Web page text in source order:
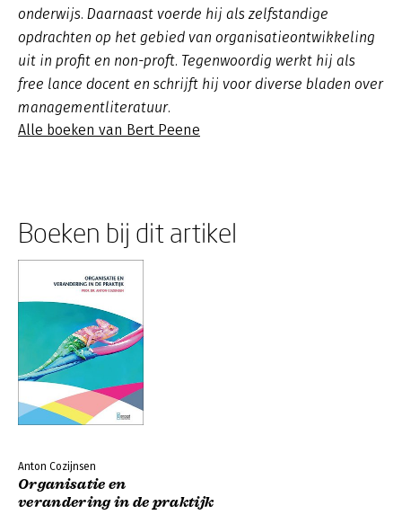
onderwijs. Daarnaast voerde hij als zelfstandige
opdrachten op het gebied van organisatieontwikkeling
uit in profit en non-proft. Tegenwoordig werkt hij als
free lance docent en schrijft hij voor diverse bladen over
managementliteratuur.
Alle boeken van Bert Peene
Boeken bij dit artikel
Anton Cozijnsen
Organisatie en
verandering in de praktijk